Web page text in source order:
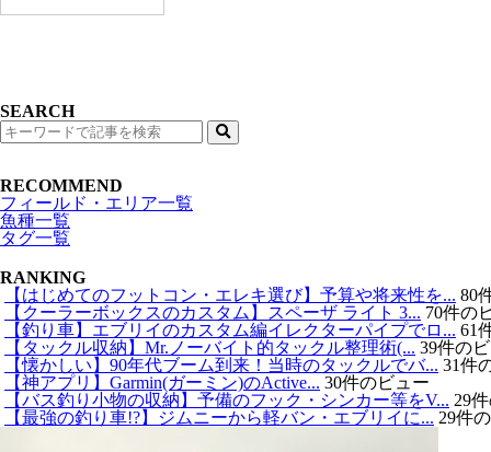
SEARCH
検
索
RECOMMEND
フィールド・エリア一覧
魚種一覧
タグ一覧
RANKING
【はじめてのフットコン・エレキ選び】予算や将来性を... 80
【クーラーボックスのカスタム】スペーザ ライト 3... 70件の
【釣り車】エブリイのカスタム編イレクターパイプでロ... 61
【タックル収納】Mr.ノーバイト的タックル整理術(... 39件の
【懐かしい】90年代ブーム到来！当時のタックルでバ... 31件
【神アプリ】Garmin(ガーミン)のActive... 30件のビュー
【バス釣り小物の収納】予備のフック・シンカー等をV... 29
【最強の釣り車!?】ジムニーから軽バン・エブリイに... 29件